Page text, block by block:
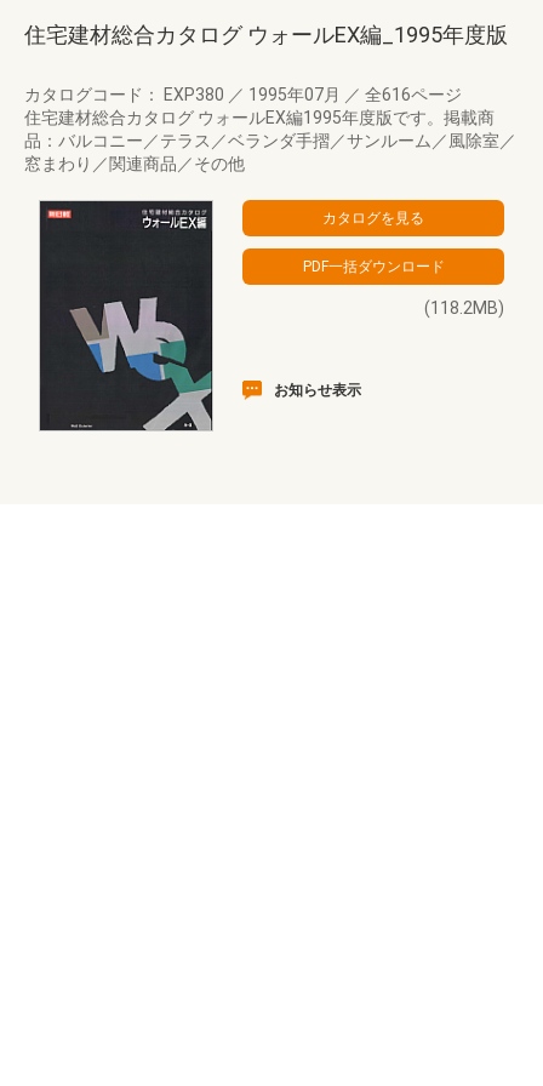
住宅建材総合カタログ ウォールEX編_1995年度版
カタログコード： EXP380 ／ 1995年07月 ／ 全616ページ
住宅建材総合カタログ ウォールEX編1995年度版です。掲載商
品：バルコニー／テラス／ベランダ手摺／サンルーム／風除室／
窓まわり／関連商品／その他
(118.2MB)
お知らせ表示